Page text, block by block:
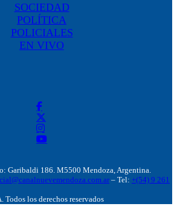
SOCIEDAD
POLÍTICA
POLICIALES
EN VIVO
Garibaldi 186. M5500 Mendoza, Argentina.
– Tel: +(54) 9 261
los derechos reservados